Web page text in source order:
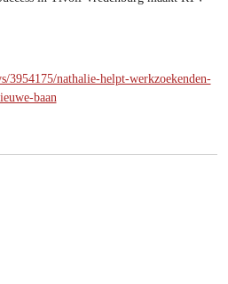
3954175/nathalie-helpt-werkzoekenden-
baan